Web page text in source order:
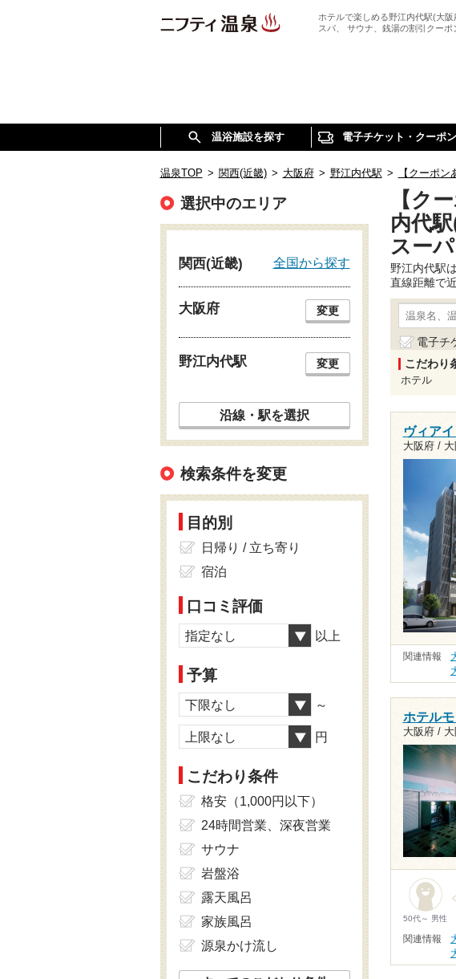
ホテルで楽しめる野江内代駅(大
スパ、 サウナ、銭湯の割引クー
温浴施設を探す 電子チケット・クーポン
温泉TOP > 関西(近畿) > 大阪府 > 野江内代駅 > 【クーポ
【ク
内代
スー
野江内代駅
直線距離で
電子チ
こだわり
ホテル
ヴィア
大阪府 /
関連情報
ホテル
大阪府 /
50代～ 男性
関連情報
選択中のエリア
関西(近畿) 全国から探す
大阪府 変更
野江内代駅 変更
沿線・駅を選択
検索条件を変更
目的別
日帰り / 立ち寄り
宿泊
口コミ評価
指定なし 以上
予算
下限なし ～
上限なし 円
こだわり条件
格安（1,000円以下）
24時間営業、深夜営業
サウナ
岩盤浴
露天風呂
家族風呂
源泉かけ流し